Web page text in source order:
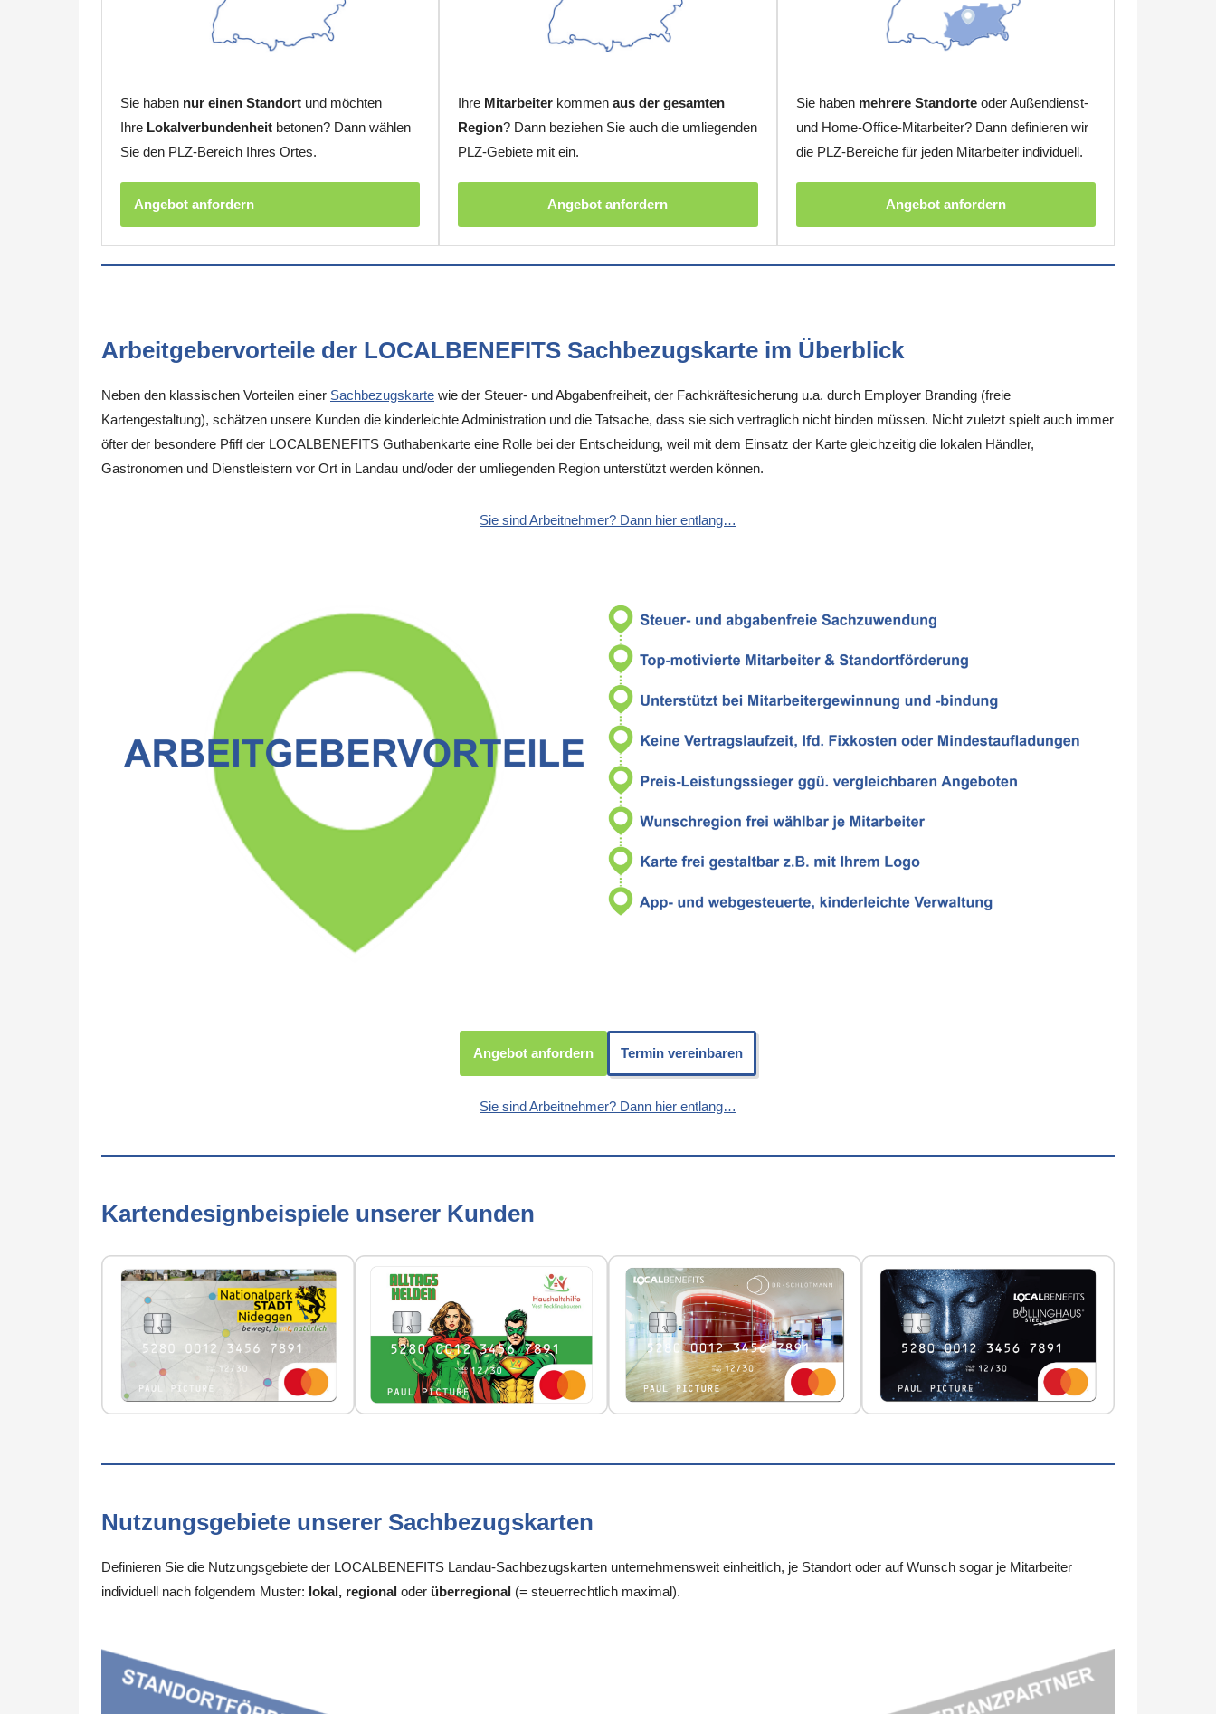
Sie haben nur einen Standort und möchten
Ihre Lokalverbundenheit betonen? Dann wählen
Sie den PLZ-Bereich Ihres Ortes.
Angebot anfordern
Ihre Mitarbeiter kommenaus der gesamten
Region? Dann beziehen Sie auch die umliegenden
PLZ-Gebiete mit ein.
Angebot anfordern
Sie haben mehrere Standorteoder Außendienst-
und Home-Office-Mitarbeiter? Dann definieren wir
die PLZ-Bereiche für jeden Mitarbeiter individuell.
Angebot anfordern
Arbeitgebervorteile der LOCALBENEFITS Sachbezugskarte im Überblick
Neben den klassischen Vorteilen einer Sachbezugskarte wie der Steuer- und Abgabenfreiheit, der Fachkräftesicherung u.a. durch Employer Branding (freie
Kartengestaltung), schätzen unsere Kunden die kinderleichte Administration und die Tatsache, dass sie sich vertraglich nicht binden müssen. Nicht zuletzt spielt auch immer
öfter der besondere Pfiff der LOCALBENEFITS Guthabenkarte eine Rolle bei der Entscheidung, weil mit dem Einsatz der Karte gleichzeitig die lokalen Händler,
Gastronomen und Dienstleistern vor Ort in Landau und/oder der umliegenden Region unterstützt werden können.
Sie sind Arbeitnehmer? Dann hier entlang…
Angebot anfordern Termin vereinbaren
Sie sind Arbeitnehmer? Dann hier entlang…
Kartendesignbeispiele unserer Kunden
Nutzungsgebiete unserer Sachbezugskarten
Definieren Sie die Nutzungsgebiete der LOCALBENEFITS Landau-Sachbezugskarten unternehmensweit einheitlich, je Standort oder auf Wunsch sogar je Mitarbeiter
individuell nach folgendem Muster: lokal, regional oder überregional (= steuerrechtlich maximal).